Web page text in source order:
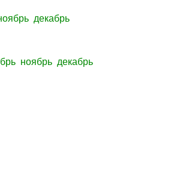
декабрь
ноябрь декабрь